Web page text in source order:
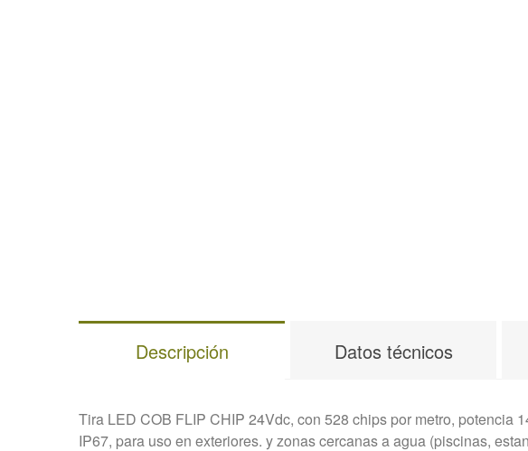
Descripción Datos técnicos
Tira LED COB FLIP CHIP 24Vdc, con 528 chips por metro,
IP67, para uso en exteriores. y zonas cercanas a agua (piscinas,